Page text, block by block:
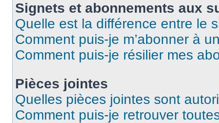
Signets et abonnements aux
Quelle est la différence entre le
Comment puis-je m’abonner à
Comment puis-je résilier mes
Pièces jointes
Quelles pièces jointes sont
Comment puis-je retrouver